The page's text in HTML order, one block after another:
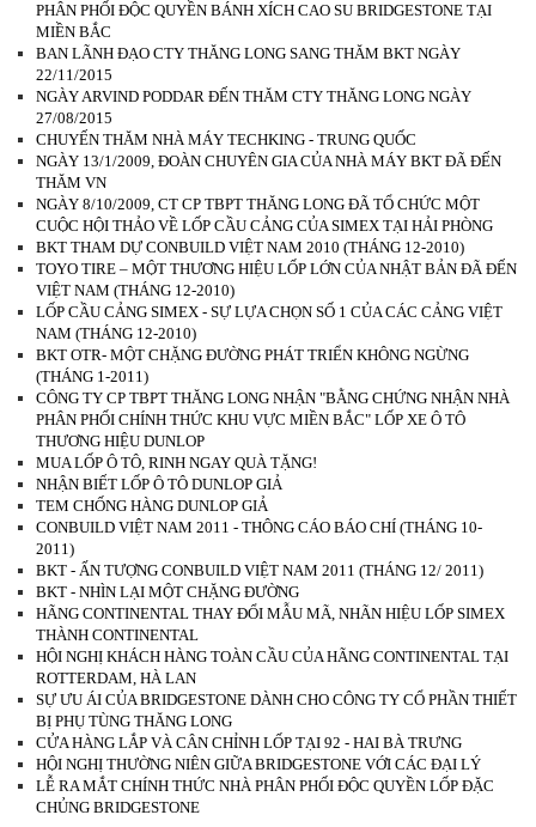
PHÂN PHỐI ĐỘC QUYỀN BÁNH XÍCH CAO SU BRIDGESTONE TẠI
MIỀN BẮC
BAN LÃNH ĐẠO CTY THĂNG LONG SANG THĂM BKT NGÀY
22/11/2015
NGÀY ARVIND PODDAR ĐẾN THĂM CTY THĂNG LONG NGÀY
27/08/2015
CHUYẾN THĂM NHÀ MÁY TECHKING - TRUNG QUỐC
NGÀY 13/1/2009, ĐOÀN CHUYÊN GIA CỦA NHÀ MÁY BKT ĐÃ ĐẾN
THĂM VN
NGÀY 8/10/2009, CT CP TBPT THĂNG LONG ĐÃ TỔ CHỨC MỘT
CUỘC HỘI THẢO VỀ LỐP CẦU CẢNG CỦA SIMEX TẠI HẢI PHÒNG
BKT THAM DỰ CONBUILD VIỆT NAM 2010 (THÁNG 12-2010)
TOYO TIRE – MỘT THƯƠNG HIỆU LỐP LỚN CỦA NHẬT BẢN ĐÃ ĐẾN
VIỆT NAM (THÁNG 12-2010)
LỐP CẦU CẢNG SIMEX - SỰ LỰA CHỌN SỐ 1 CỦA CÁC CẢNG VIỆT
NAM (THÁNG 12-2010)
BKT OTR- MỘT CHẶNG ĐƯỜNG PHÁT TRIỂN KHÔNG NGỪNG
(THÁNG 1-2011)
CÔNG TY CP TBPT THĂNG LONG NHẬN "BẰNG CHỨNG NHẬN NHÀ
PHÂN PHỐI CHÍNH THỨC KHU VỰC MIỀN BẮC" LỐP XE Ô TÔ
THƯƠNG HIỆU DUNLOP
MUA LỐP Ô TÔ, RINH NGAY QUÀ TẶNG!
NHẬN BIẾT LỐP Ô TÔ DUNLOP GIẢ
TEM CHỐNG HÀNG DUNLOP GIẢ
CONBUILD VIỆT NAM 2011 - THÔNG CÁO BÁO CHÍ (THÁNG 10-
2011)
BKT - ẤN TƯỢNG CONBUILD VIỆT NAM 2011 (THÁNG 12/ 2011)
BKT - NHÌN LẠI MỘT CHẶNG ĐƯỜNG
HÃNG CONTINENTAL THAY ĐỔI MẪU MÃ, NHÃN HIỆU LỐP SIMEX
THÀNH CONTINENTAL
HỘI NGHỊ KHÁCH HÀNG TOÀN CẦU CỦA HÃNG CONTINENTAL TẠI
ROTTERDAM, HÀ LAN
SỰ ƯU ÁI CỦA BRIDGESTONE DÀNH CHO CÔNG TY CỔ PHẦN THIẾT
BỊ PHỤ TÙNG THĂNG LONG
CỬA HÀNG LẮP VÀ CÂN CHỈNH LỐP TẠI 92 - HAI BÀ TRƯNG
HỘI NGHỊ THƯỜNG NIÊN GIỮA BRIDGESTONE VỚI CÁC ĐẠI LÝ
LỄ RA MẮT CHÍNH THỨC NHÀ PHÂN PHỐI ĐỘC QUYỀN LỐP ĐẶC
CHỦNG BRIDGESTONE